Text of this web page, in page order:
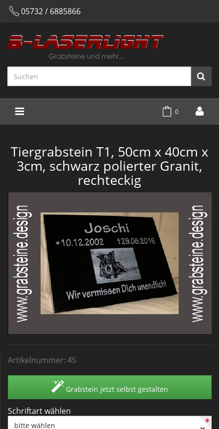
05732 / 6885866
0
Tiergrabstein T1, 50cm x 40cm x
3cm, schwarz polierter Granit,
rechteckig
Artikelnummer: 45
Grabstein jetzt selbst gestalten
Schriftart wählen
bitte wählen